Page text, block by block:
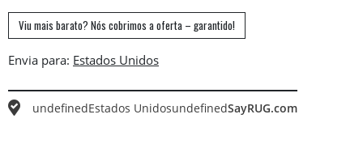
Viu mais barato? Nós cobrimos a oferta – garantido!
Envia para:
undefinedEstados UnidosundefinedSayRUG.com